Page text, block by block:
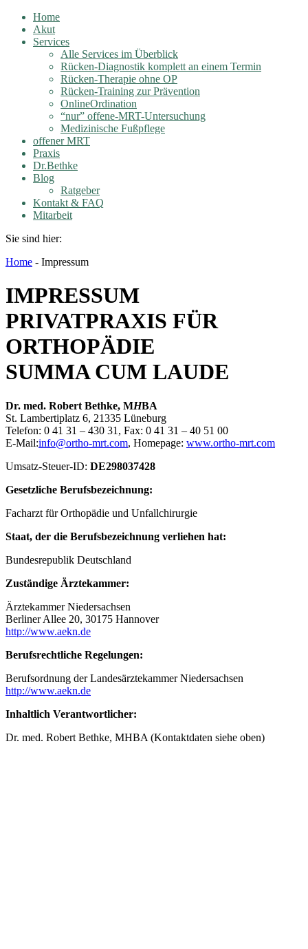
Home
Akut
Services
Alle Services im Überblick
Rücken-Diagnostik komplett an einem Termin
Rücken-Therapie ohne OP
Rücken-Training zur Prävention
OnlineOrdination
“nur” offene-MRT-Untersuchung
Medizinische Fußpflege
offener MRT
Praxis
Dr.Bethke
Blog
Ratgeber
Kontakt & FAQ
Mitarbeit
Sie sind hier:
Home - Impressum
IMPRESSUM
PRIVATPRAXIS FÜR
ORTHOPÄDIE
SUMMA CUM LAUDE
Dr. med. Robert Bethke, MHBA
St. Lambertiplatz 6, 21335 Lüneburg
Telefon: 0 41 31 – 430 31, Fax: 0 41 31 – 40 51 00
E-Mail:info@ortho-mrt.com, Homepage: www.ortho-mrt.com
Umsatz-Steuer-ID: DE298037428
Gesetzliche Berufsbezeichnung:
Facharzt für Orthopädie und Unfallchirurgie
Staat, der die Berufsbezeichnung verliehen hat:
Bundesrepublik Deutschland
Zuständige Ärztekammer:
Ärztekammer Niedersachsen
Berliner Allee 20, 30175 Hannover
http://www.aekn.de
Berufsrechtliche Regelungen:
Berufsordnung der Landesärztekammer Niedersachsen
http://www.aekn.de
Inhaltlich Verantwortlicher:
Dr. med. Robert Bethke, MHBA (Kontaktdaten siehe oben)